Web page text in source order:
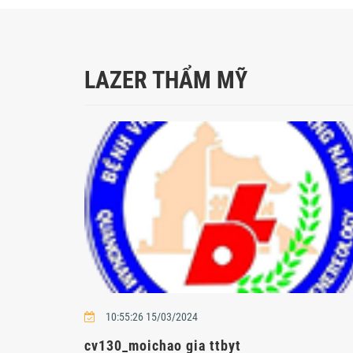
LAZER THẨM MỸ
10:55:26 15/03/2024
cv130_moichao gia ttbyt